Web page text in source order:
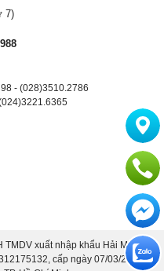
7)
- (028)3510.2786
xuất nhập khẩu Hải Minh.
cấp ngày 07/03/2013 bởi